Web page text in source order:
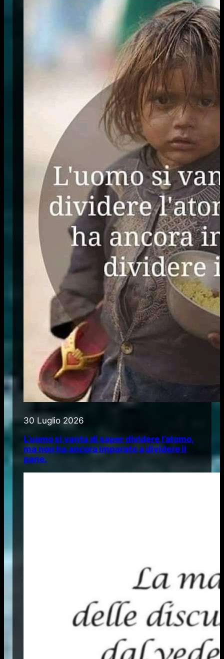
30 Luglio 2026
L’uomo si vanta di saper dividere l’atomo,
ma non ha ancora imparato a dividere il
pane.